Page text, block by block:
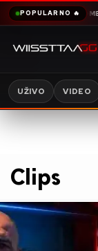
POPULARNO 🔥
I OTVARA JOŠ
UŽIVO VIDEO
Clips